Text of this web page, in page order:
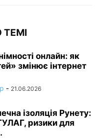
ТЕМІ
онлайн: як
змінює інтернет
- 21.06.2026
ізоляція Рунету:
ризики для